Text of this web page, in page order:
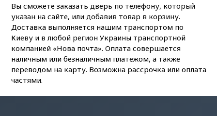
Вы сможете заказать дверь по телефону, который
указан на сайте, или добавив товар в корзину.
Доставка выполняется нашим транспортом по
Киеву и в любой регион Украины транспортной
компанией «Нова почта». Оплата совершается
наличным или безналичным платежом, а также
переводом на карту. Возможна рассрочка или оплата
частями.